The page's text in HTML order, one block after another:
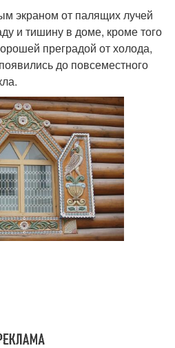
экраном от палящих лучей
и тишину в доме, кроме того
преградой от холода,
до повсеместного